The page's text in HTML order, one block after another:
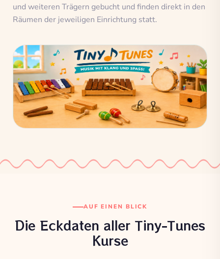
und weiteren Trägern gebucht und finden direkt in den
Räumen der jeweiligen Einrichtung statt.
AUF EINEN BLICK
Die Eckdaten aller Tiny-Tunes
Kurse